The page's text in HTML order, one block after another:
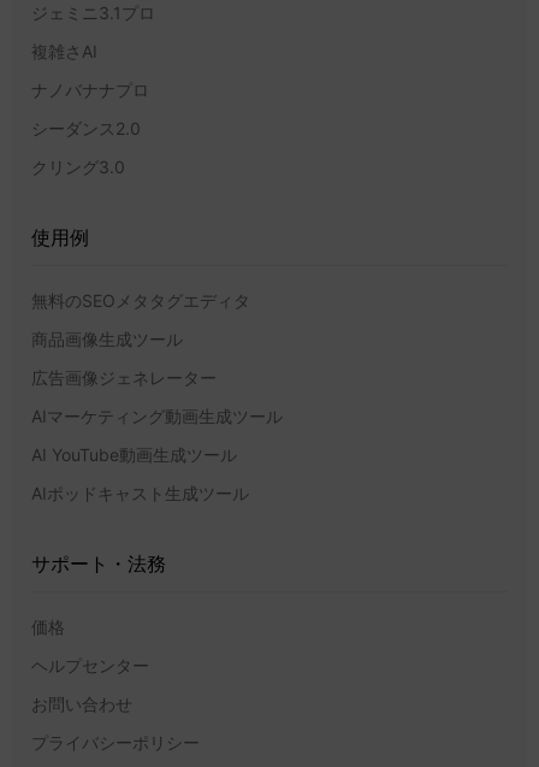
ジェミニ3.1プロ
複雑さAI
ナノバナナプロ
シーダンス2.0
クリング3.0
使用例
無料のSEOメタタグエディタ
商品画像生成ツール
広告画像ジェネレーター
AIマーケティング動画生成ツール
AI YouTube動画生成ツール
AIポッドキャスト生成ツール
サポート・法務
価格
ヘルプセンター
お問い合わせ
プライバシーポリシー